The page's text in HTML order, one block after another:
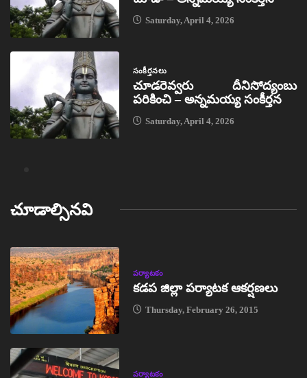
Saturday, April 4, 2026
సంకీర్తనలు
చూడరెవ్వరు దీనిసోద్యంబు
పరికించి – అన్నమయ్య సంకీర్తన
Saturday, April 4, 2026
చూడాల్సినవి
పర్యాటకం
కడప జిల్లా పర్యాటక ఆకర్షణలు
Thursday, February 26, 2015
పర్యాటకం